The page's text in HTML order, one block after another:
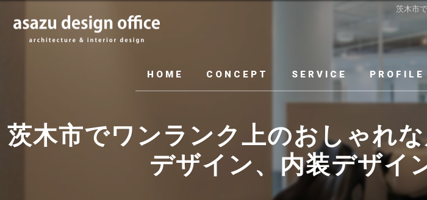
茨木市
HOME CONCEPT SERVICE PROFILE
茨木市でワンランク上のおしゃれ
デザイン、内装デザイ